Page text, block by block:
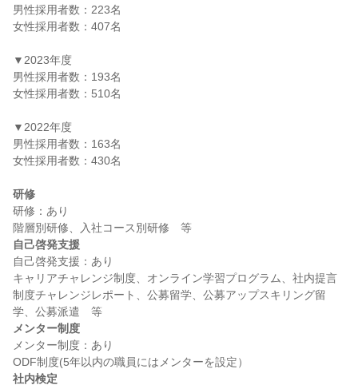
男性採用者数：223名
女性採用者数：407名
▼2023年度
男性採用者数：193名
女性採用者数：510名
▼2022年度
男性採用者数：163名
女性採用者数：430名
研修
研修：あり
自己啓発支援
自己啓発支援：あり
キャリアチャレンジ制度、オンライン学習プログラム、社内提言
制度チャレンジレポート、公募留学、公募アップスキリング留
メンター制度
メンター制度：あり
社内検定